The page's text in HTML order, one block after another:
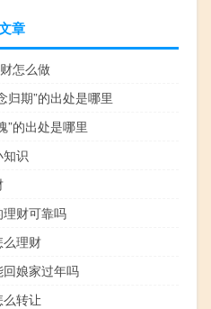
章
怎么做
归期”的出处是哪里
”的出处是哪里
识
财可靠吗
么理财
娘家过年吗
转让